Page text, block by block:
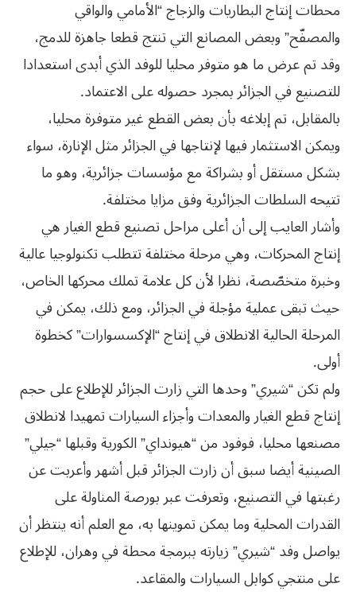
محطات إنتاج البطاريات والزجاج “الأمامي والواقي
والمصفّح” وبعض المصانع التي تنتج قطعا جاهزة للدمج،
وقد تم عرض ما هو متوفر محليا للوفد الذي أبدى استعدادا
للتصنيع في الجزائر بمجرد حصوله على الاعتماد.
بالمقابل، تم إبلاغه بأن بعض القطع غير متوفرة محليا،
ويمكن الاستثمار فيها لإنتاجها في الجزائر مثل الإنارة، سواء
بشكل مستقل أو بشراكة مع مؤسسات جزائرية، وهو ما
تتيحه السلطات الجزائرية وفق مزايا مختلفة.
وأشار العايب إلى أن أعلى مراحل تصنيع قطع الغيار هي
إنتاج المحركات، وهي مرحلة مختلفة تتطلب تكنولوجيا عالية
وخبرة متخصّصة، نظرا لأن كل علامة تملك محركها الخاص،
حيث تبقى عملية مؤجلة في الجزائر، ومع ذلك، يمكن في
المرحلة الحالية الانطلاق في إنتاج “الإكسسوارات” كخطوة
أولى.
ولم تكن “شيري” وحدها التي زارت الجزائر للإطلاع على حجم
إنتاج قطع الغيار والمعدات وأجزاء السيارات تمهيدا لانطلاق
مصنعها محليا، فوفود من “هيونداي” الكورية وقبلها “جيلي”
الصينية أيضا سبق أن زارت الجزائر قبل أشهر وأعربت عن
رغبتها في التصنيع، وتعرفت عبر بورصة المناولة على
القدرات المحلية وما يمكن تموينها به، مع العلم أنه ينتظر أن
يواصل وفد “شيري” زيارته ببرمجة محطة في وهران، للإطلاع
على منتجي كوابل السيارات والمقاعد.